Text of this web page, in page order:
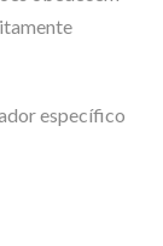
específico